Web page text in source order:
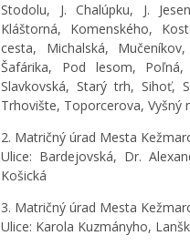
Stodolu, J. Chalúpku, J.
Kláštorná, Komenského,
cesta, Michalská,
Šafárika, Pod lesom,
Slavkovská, Starý trh, Sihoť,
Trhovište, Toporcerova, Vyšný
2. Matričný úrad Mesta
Ulice: Bardejovská, Dr.
Košická
3. Matričný úrad Mesta
Ulice: Karola Kuzmányho,